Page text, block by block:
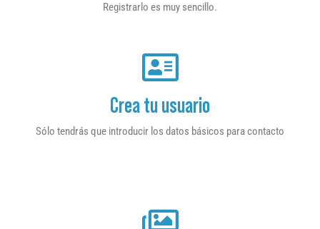
Registrarlo es muy sencillo.
Crea tu usuario
Sólo tendrás que introducir los datos básicos para contacto